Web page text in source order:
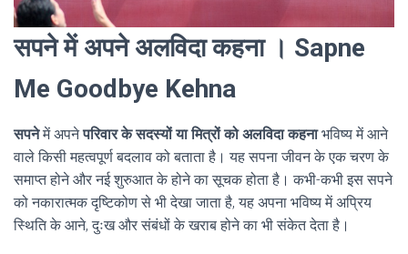
सपने में अपने अलविदा कहना । Sapne
Me Goodbye Kehna
सपनेमें अपनेपरिवार के सदस्यों या मित्रों को अलविदा कहनाभविष्य में आने
वाले किसी महत्वपूर्ण बदलाव को बताता है। यह सपना जीवन के एक चरण के
समाप्त होने और नई शुरुआत के होने का सूचक होता है। कभी-कभी इस सपने
को नकारात्मक दृष्टिकोण से भी देखा जाता है, यह अपना भविष्य में अप्रिय
स्थिति के आने, दुःख और संबंधों के खराब होने का भी संकेत देता है।